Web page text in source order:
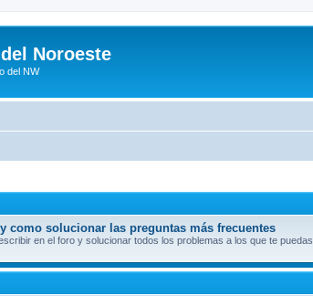
Noroeste
del NW
como solucionar las preguntas más frecuentes
en el foro y solucionar todos los problemas a los que te puedas